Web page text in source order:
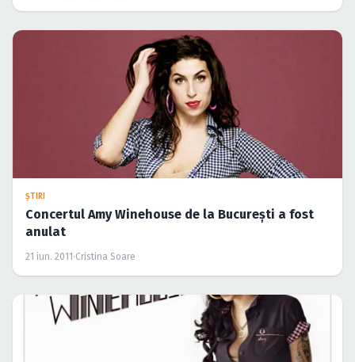
ŞTIRI
Concertul Amy Winehouse de la Bucureşti a fost
anulat
21 iun. 2011 ·Cristina Soare